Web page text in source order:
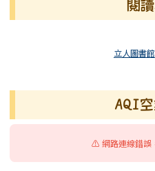
閱
立人圖書館
AQI
⚠️ 網路連線錯誤